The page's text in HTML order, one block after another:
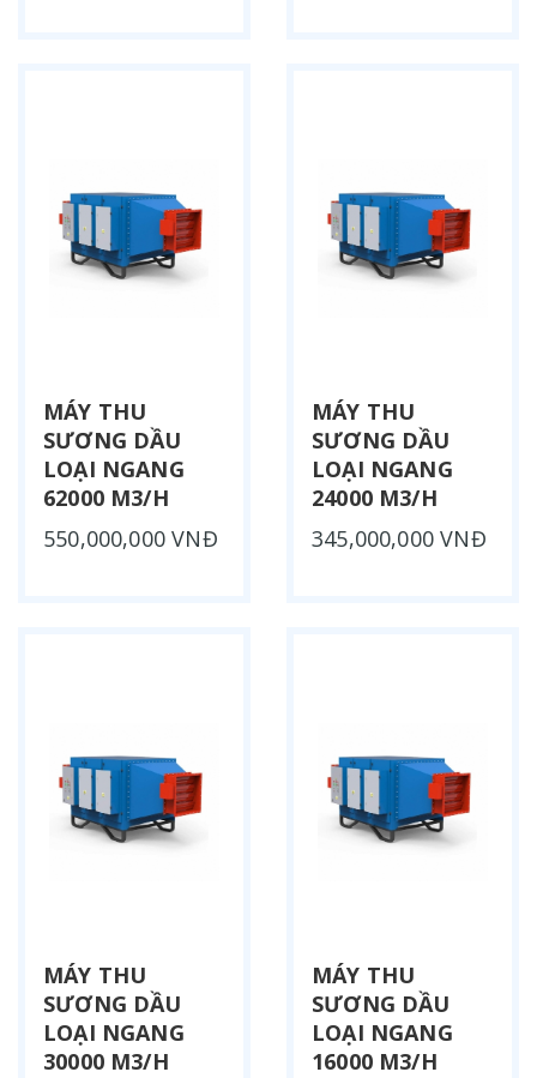
MÁY THU
SƯƠNG DẦU
LOẠI NGANG
62000 M3/H
550,000,000 VNĐ
MÁY THU
SƯƠNG DẦU
LOẠI NGANG
24000 M3/H
345,000,000 VNĐ
MÁY THU
SƯƠNG DẦU
LOẠI NGANG
30000 M3/H
MÁY THU
SƯƠNG DẦU
LOẠI NGANG
16000 M3/H